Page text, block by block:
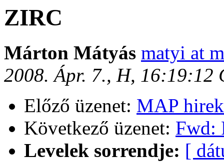
ZIRC
Márton Mátyás matyi at
2008. Ápr. 7., H, 16:19:12
Előző üzenet: MAP hirek
Következő üzenet: Fwd:
Levelek sorrendje: [